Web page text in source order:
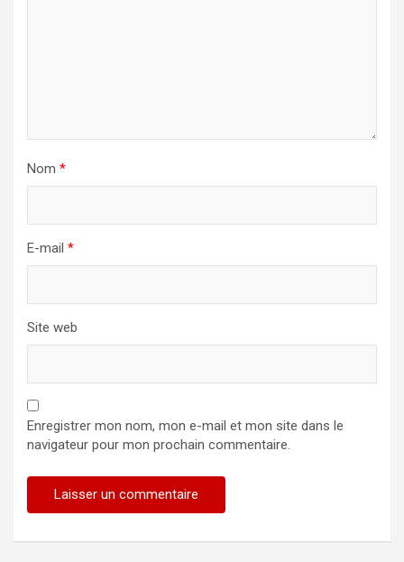
Nom *
E-mail *
Site web
Enregistrer mon nom, mon e-mail et mon site dans le
navigateur pour mon prochain commentaire.